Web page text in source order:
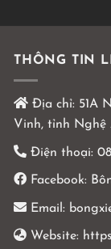
THÔNG TIN
Địa chỉ: 51A
Vinh, tỉnh Nghệ
Điện thoại:
Facebook:
Email:
Website: